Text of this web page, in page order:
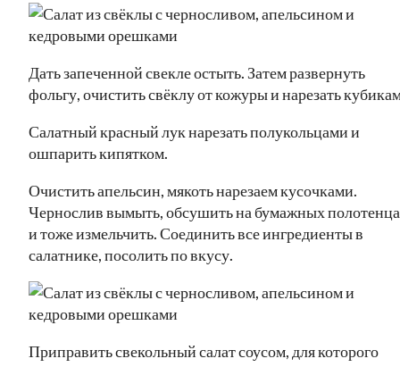
Дать запеченной свекле остыть. Затем развернуть
фольгу, очистить свёклу от кожуры и нарезать
Салатный красный лук нарезать полукольцами и
ошпарить кипятком.
Очистить апельсин, мякоть нарезаем кусочками.
Чернослив вымыть, обсушить на бумажных
и тоже измельчить. Соединить все ингредиенты в
салатнике, посолить по вкусу.
Приправить свекольный салат соусом, для которого